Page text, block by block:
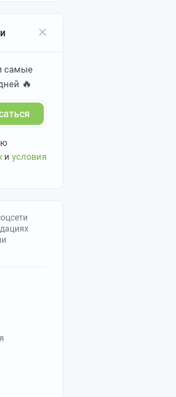
самые
🔥
и условия